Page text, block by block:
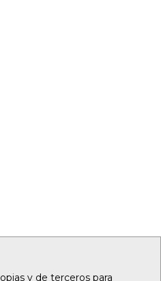
y de terceros para